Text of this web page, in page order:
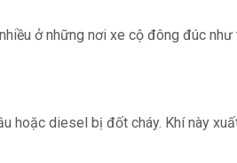
ở những nơi xe cộ đông đúc
hoặc diesel bị đốt cháy. Khí này